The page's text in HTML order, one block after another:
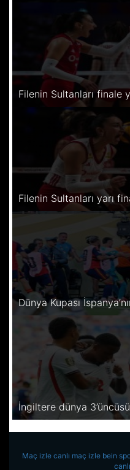
Filenin Sultanları finale
Filenin Sultanları yarı
Dünya Kupası
İngiltere dünya
Maç izle canlı maç izle bein